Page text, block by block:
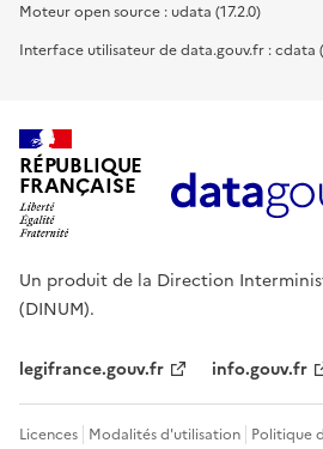
Moteur open source : udata (17.2.0)
Interface utilisateur de data.gouv.fr : cdata
RÉPUBLIQUE
FRANÇAISE
Un produit de la Direction
(DINUM).
legifrance.gouv.fr info.gouv.fr
Licences Modalités d'utilisation Politique